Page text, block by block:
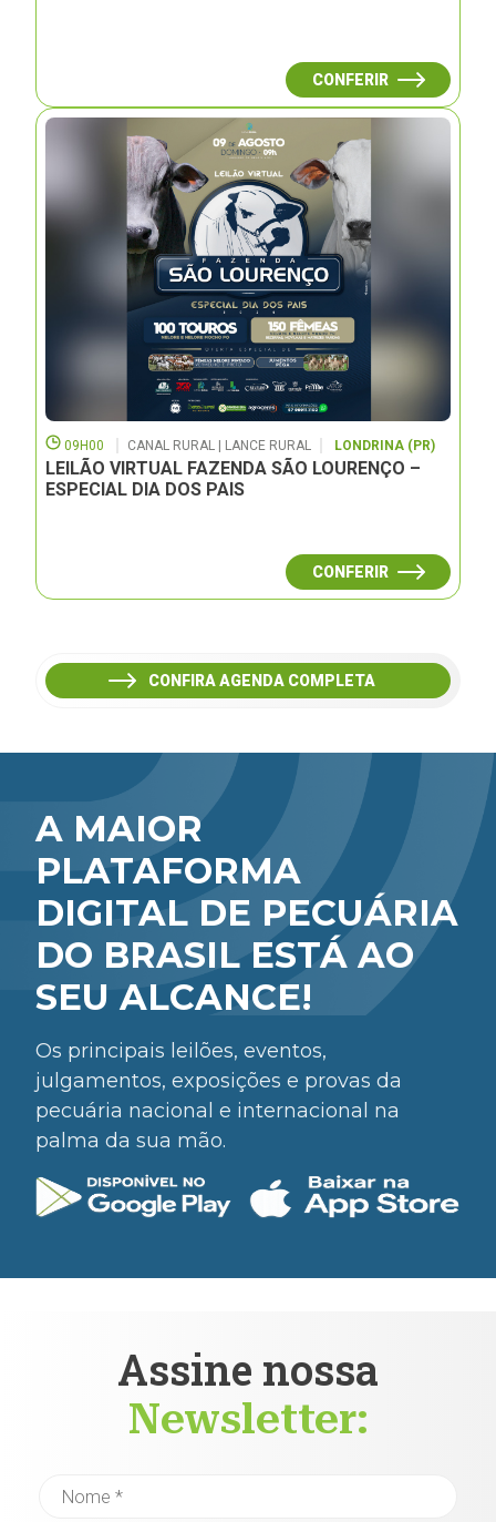
CONFERIR
09H00 CANAL RURAL | LANCE RURAL LONDRINA (PR)
LEILÃO VIRTUAL FAZENDA SÃO LOURENÇO –
ESPECIAL DIA DOS PAIS
CONFERIR
CONFIRA AGENDA COMPLETA
A MAIOR
PLATAFORMA
DIGITAL DE PECUÁRIA
DO BRASIL ESTÁ AO
SEU ALCANCE!
Os principais leilões, eventos,
julgamentos, exposições e provas da
pecuária nacional e internacional na
palma da sua mão.
Assine nossa
Newsletter: